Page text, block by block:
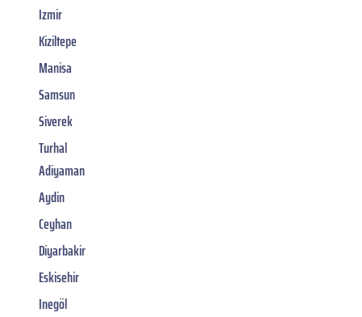
Izmir
Kiziltepe
Manisa
Samsun
Siverek
Turhal
Adiyaman
Aydin
Ceyhan
Diyarbakir
Eskisehir
Inegöl